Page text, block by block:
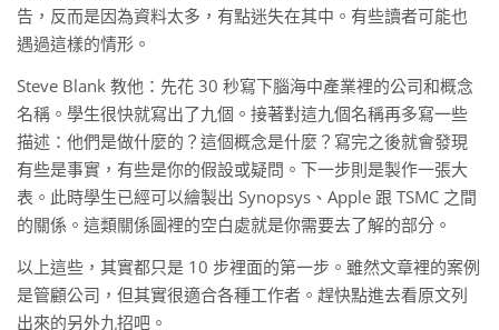
告，反而是因為資料太多，有點迷失在其中。有些讀者可能也
遇過這樣的情形。
Steve Blank 教他：先花 30 秒寫下腦海中產業裡的公司和概念
名稱。學生很快就寫出了九個。接著對這九個名稱再多寫一些
描述：他們是做什麼的？這個概念是什麼？寫完之後就會發現
有些是事實，有些是你的假設或疑問。下一步則是製作一張大
表。此時學生已經可以繪製出 Synopsys、Apple 跟 TSMC 之間
的關係。這類關係圖裡的空白處就是你需要去了解的部分。
以上這些，其實都只是 10 步裡面的第一步。雖然文章裡的案例
是管顧公司，但其實很適合各種工作者。趕快點進去看原文列
出來的另外九招吧。